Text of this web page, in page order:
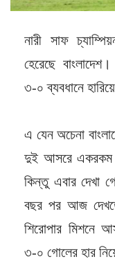
নারী সাফ
হেরেছে
৩-০ ব্যবধানে
এ যেন অচেনা
দুই আসরে একরকম
কিন্তু এবার দেখা
বছর পর আজ
শিরোপার মিশনে
৩-০ গোলের হার